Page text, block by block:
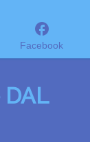
Facebook